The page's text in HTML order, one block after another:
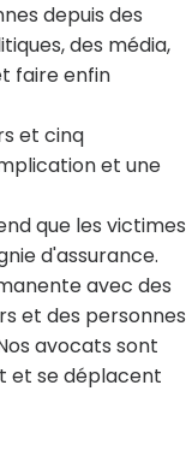
depuis des
des média,
faire enfin
et cinq
et une
que les victimes
d'assurance.
avec des
et des personnes
avocats sont
et se déplacent